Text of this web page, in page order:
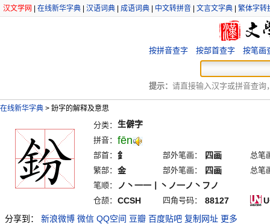
汉文学网 在线新华字典 汉语词典 成语词典 中文转拼音 文言文字典 繁体字转
按拼音查字 按部首查字 按笔画
提示： 请直接输入汉字或拼音查询
在线新华字典 > 鈖字的解释及意思
分类： 生僻字
拼音： fēn
部首： 釒 部外笔画： 四画
总笔
繁部： 金 部外笔画： 四画
总笔
笔顺：
ノ丶一一丨丶ノ一ノ丶フノ
仓颉： CCSH 四角号码： 88127
分享到：
新浪微博 微信 QQ空间 豆瓣 百度贴吧 复制网址 更多